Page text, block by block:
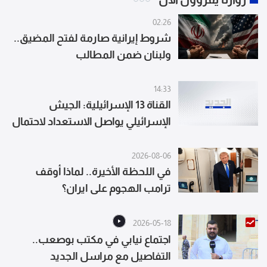
02:26
شروط إيرانية صارمة لفتح المضيق..
ولبنان ضمن المطالب
14:33
القناة 13 الإسرائيلية: الجيش
الإسرائيلي يواصل الاستعداد لاحتمال
2026-08-06
في اللحظة الأخيرة.. لماذا أوقف
ترامب الهجوم على ايران؟
2026-05-18
اجتماع نيابي في مكتب بوصعب..
التفاصيل مع مراسل الجديد